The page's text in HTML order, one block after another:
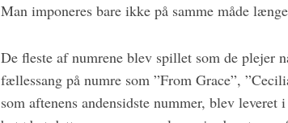
Man imponeres bare ikke på samme måde
De fleste af numrene blev spillet som de plejer
fællessang på numre som ”From Grace”,
som aftenens andensidste nummer, blev